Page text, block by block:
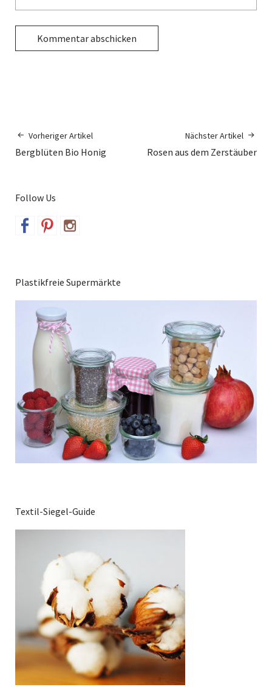
Vorheriger Artikel
Bergblüten Bio Honig
Nächster Artikel
Rosen aus dem Zerstäuber
Follow Us
Plastikfreie Supermärkte
Textil-Siegel-Guide